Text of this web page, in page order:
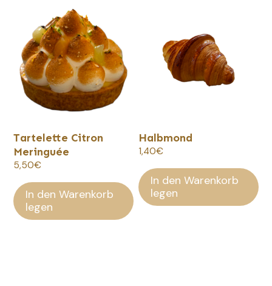
Tartelette Citron
Meringuée
5,50€
In den Warenkorb
legen
Halbmond
1,40€
In den Warenkorb
legen